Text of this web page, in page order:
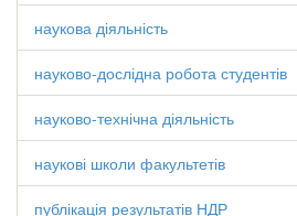
наукова діяльність
науково-дослідна робота студентів
науково-технічна діяльність
наукові школи факультетів
публікація результатів НДР